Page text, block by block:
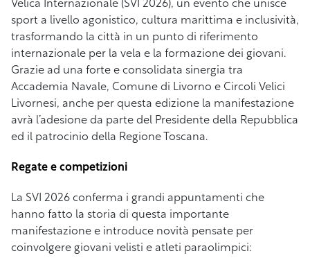
Velica Internazionale (SVI 2026), un evento che unisce
sport a livello agonistico, cultura marittima e inclusività,
trasformando la città in un punto di riferimento
internazionale per la vela e la formazione dei giovani.
Grazie ad una forte e consolidata sinergia tra
Accademia Navale, Comune di Livorno e Circoli Velici
Livornesi, anche per questa edizione la manifestazione
avrà l’adesione da parte del Presidente della Repubblica
ed il patrocinio della Regione Toscana.
Regate e competizioni
La SVI 2026 conferma i grandi appuntamenti che
hanno fatto la storia di questa importante
manifestazione e introduce novità pensate per
coinvolgere giovani velisti e atleti paraolimpici: